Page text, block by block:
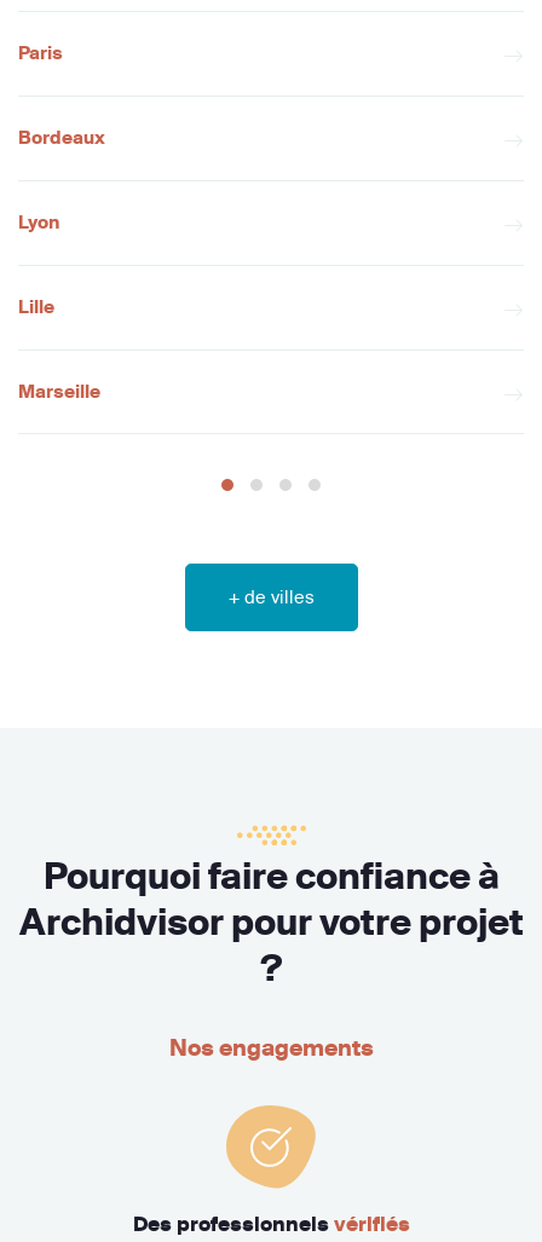
Paris
Bordeaux
Lyon
Lille
Marseille
+ de villes
Pourquoi faire confiance à
Archidvisor pour votre projet
?
Nos engagements
Des professionnels vérifiés